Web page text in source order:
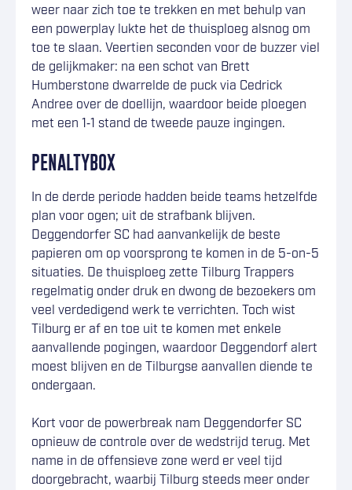
weer naar zich toe te trekken en met behulp van
een powerplay lukte het de thuisploeg alsnog om
toe te slaan. Veertien seconden voor de buzzer viel
de gelijkmaker: na een schot van Brett
Humberstone dwarrelde de puck via Cedrick
Andree over de doellijn, waardoor beide ploegen
met een 1‑1 stand de tweede pauze ingingen.
PENALTYBOX
In de derde periode hadden beide teams hetzelfde
plan voor ogen; uit de strafbank blijven.
Deggendorfer SC had aanvankelijk de beste
papieren om op voorsprong te komen in de 5-on-5
situaties. De thuisploeg zette Tilburg Trappers
regelmatig onder druk en dwong de bezoekers om
veel verdedigend werk te verrichten. Toch wist
Tilburg er af en toe uit te komen met enkele
aanvallende pogingen, waardoor Deggendorf alert
moest blijven en de Tilburgse aanvallen diende te
ondergaan.
Kort voor de powerbreak nam Deggendorfer SC
opnieuw de controle over de wedstrijd terug. Met
name in de offensieve zone werd er veel tijd
doorgebracht, waarbij Tilburg steeds meer onder